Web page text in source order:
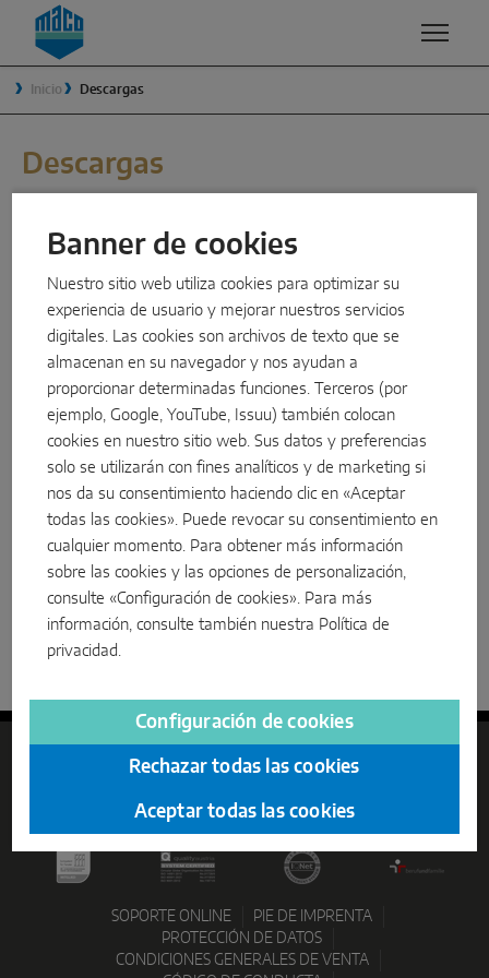
Zum Inhalt
Zum Inhaltsverzeichnis
Zur Hautpnavigation
COMPETENCIAS
CALIDAD
SEGURIDAD
ACABADOS SUPERFICIALES
INNOVACIÓN Y DESARROLLO
VENTILACIÓN
SMART HOME
PRODUCTOS Y SERVICIOS
SOLUCIONES DE VENTANA
Componentes del sistema
SOLUCIONES DE CORREDERA
Corredera elevadora
Osciloparalela
Deslizante de micro
Componentes del sistema
SOLUCIONES PARA PUERTAS
Instinct by MACO
MACO Protect M-TS
Accionamiento por manilla
Accionamiento por cilindro
Componentes del sistema
EMPRESA
GRUPO MACO
DIRECCIÓN
TRADICIÓN
SOSTENIBILIDAD
¿POR QUÉ MACO?
EMBALAJE
Inicio Descargas
Descargas
Informaciones legales y regulaciones
Condiciones Generales de Contratación (CG)
ES
MACO Empresa
Maco Herrajes S. L., Polígono Industrial Ugaldeguren I,
Parcela 4-VI,
48170 Zamudio (Bizkaia), España
Más información
+34 944 002 533
info@maco-herrajes.es
Partner de venta
Mi ubicación
Buscar
SOPORTE ONLINE
PIE DE IMPRENTA
PROTECCIÓN DE DATOS
CONDICIONES GENERALES DE VENTA
Banner de cookies
Nuestro sitio web utiliza cookies para optimizar su
experiencia de usuario y mejorar nuestros servicios
digitales. Las cookies son archivos de texto que se
almacenan en su navegador y nos ayudan a
proporcionar determinadas funciones. Terceros (por
ejemplo, Google, YouTube, Issuu) también colocan
cookies en nuestro sitio web. Sus datos y preferencias
solo se utilizarán con fines analíticos y de marketing si
nos da su consentimiento haciendo clic en «Aceptar
todas las cookies». Puede revocar su consentimiento en
cualquier momento. Para obtener más información
sobre las cookies y las opciones de personalización,
consulte «Configuración de cookies». Para más
información, consulte también nuestra Política de
privacidad
Configuración de cookies
Rechazar todas las cookies
Aceptar todas las cookies